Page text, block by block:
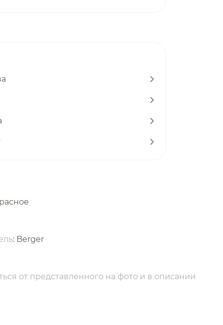
: Berger
от представленного на фото и в описании